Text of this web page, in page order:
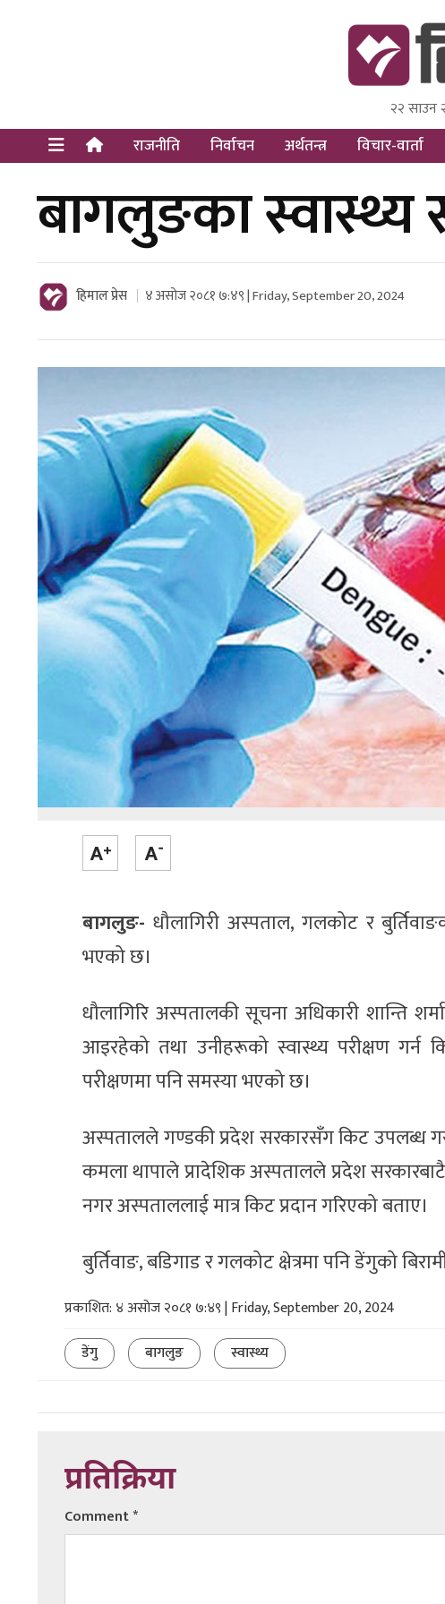
Himal Press
Dot २२ साउन
राजनीति निर्वाचन अर्थतन्त्र विचार-वार्ता
बागलुङका स्वास्थ्य
हिमाल प्रेस ४ असोज २०८१ ७:४९ | Friday, September 20, 2024
बागलुङ- धौलागिरी अस्पताल, गलकोट र
भएको छ।
धौलागिरि अस्पतालकी सूचना अधिकारी शान्ति
आइरहेको तथा उनीहरूको स्वास्थ्य परीक्षण
परीक्षणमा पनि समस्या भएको छ।
अस्पतालले गण्डकी प्रदेश सरकारसँग किट उपलब्ध
कमला थापाले प्रादेशिक अस्पतालले प्रदेश सरकारबाटै
नगर अस्पताललाई मात्र किट प्रदान गरिएको बताए।
बुर्तिवाङ, बडिगाड र गलकोट क्षेत्रमा पनि डेंगुको
प्रकाशित: ४ असोज २०८१ ७:४९ | Friday, September 20, 2024
डेंगु
बागलुङ स्वास्थ्य
प्रतिक्रिया
Comment*